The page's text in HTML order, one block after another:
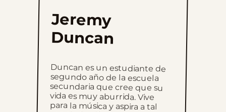
Jeremy
Duncan
Duncan es un estudiante de
segundo año de la escuela
secundaria que cree que su
vida es muy aburrida. Vive
para la música y aspira a tal
vez algún día convertirse en